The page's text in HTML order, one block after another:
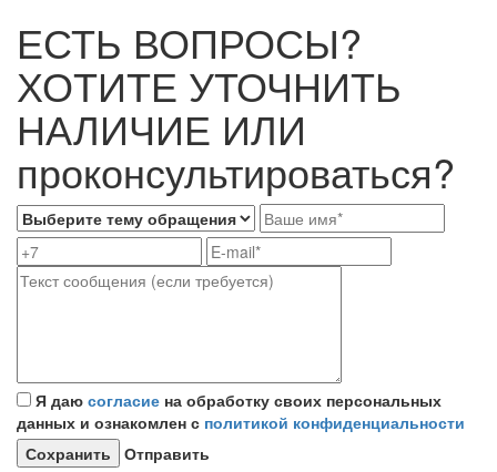
ЕСТЬ ВОПРОСЫ?
ХОТИТЕ УТОЧНИТЬ
НАЛИЧИЕ ИЛИ
проконсультироваться?
Я даю согласие на обработку своих персональных
данных и ознакомлен с политикой конфиденциальности
Отправить